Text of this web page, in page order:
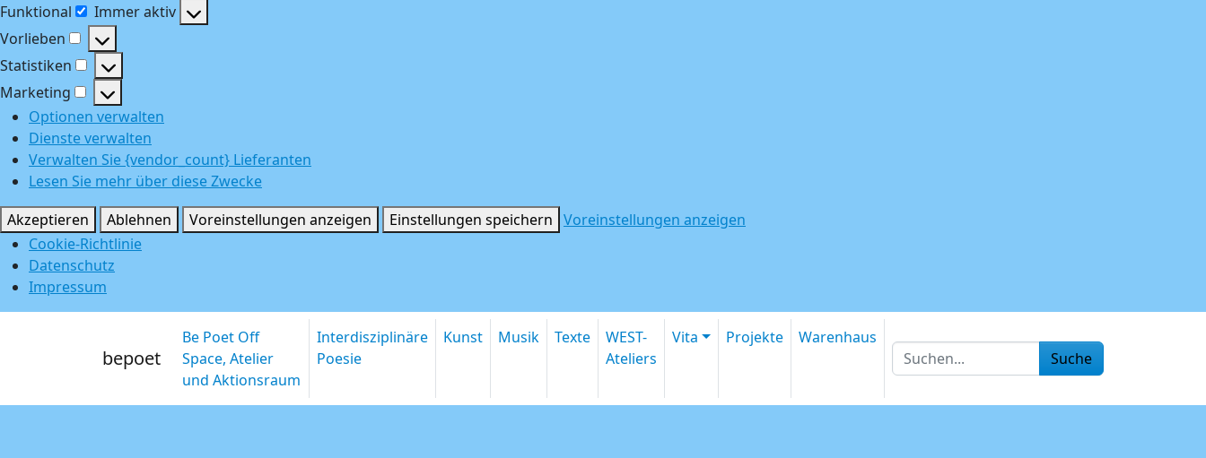
Funktional
Funktional
Immer aktiv
Vorlieben
Vorlieben
Statistiken
Statistiken
Marketing
Marketing
Optionen verwalten
Dienste verwalten
Verwalten Sie {vendor_count} Lieferanten
Lesen Sie mehr über diese Zwecke
Akzeptieren
Ablehnen Voreinstellungen anzeigen Einstellungen speichern Voreinstellungen anzeigen
Cookie-Richtlinie
Datenschutz
Impressum
bepoet
Be Poet Off
Space, Atelier
und Aktionsraum
Interdisziplinäre
Poesie
Kunst Musik Texte
WEST-
Ateliers
Vita Projekte Warenhaus
Suche